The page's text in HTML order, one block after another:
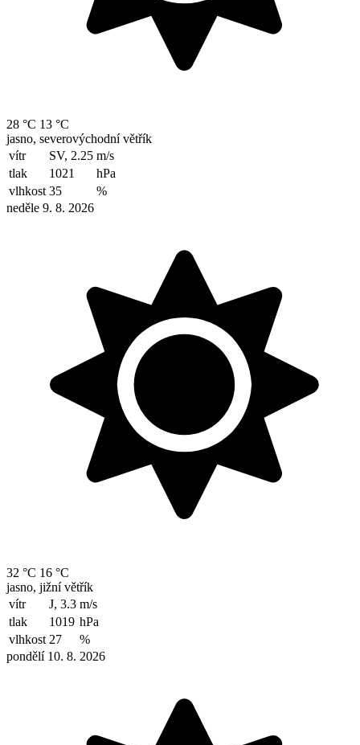
28 °C 13 °C
jasno, severovýchodní větřík
vítr
SV, 2.25 m/s
tlak
1021
hPa
vlhkost 35
%
neděle 9. 8. 2026
32 °C 16 °C
jasno, jižní větřík
vítr
J, 3.3 m/s
tlak
1019 hPa
vlhkost 27
%
pondělí 10. 8. 2026